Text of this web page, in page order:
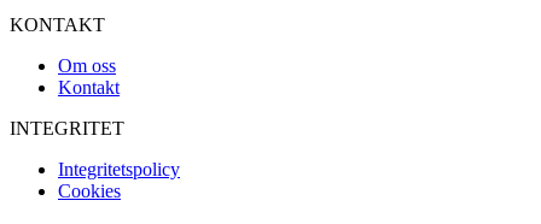
KONTAKT
Om oss
Kontakt
INTEGRITET
Integritetspolicy
Cookies